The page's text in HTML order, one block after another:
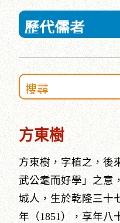
塊
:::
方東樹
方東樹，字植之，後
武公耄而好學」之意
城人，生於乾隆三十
年（1851），享年八